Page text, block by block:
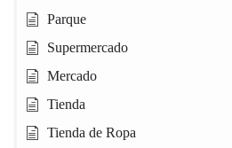
Parque
Supermercado
Mercado
Tienda
Tienda de Ropa